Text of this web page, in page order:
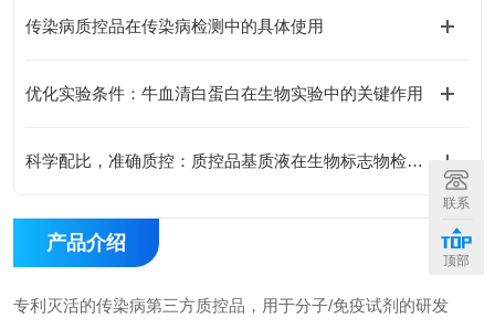
传染病质控品在传染病检测中的具体使用
优化实验条件：牛血清白蛋白在生物实验中的关键作用
科学配比，准确质控：质控品基质液在生物标志物检测中的优化策略
产品介绍
专利灭活的传染病第三方质控品，用于分子/免疫试剂的研发
联系
顶部